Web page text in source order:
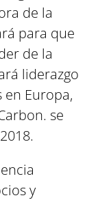
de la
para que
de la
liderazgo
Europa,
se
y